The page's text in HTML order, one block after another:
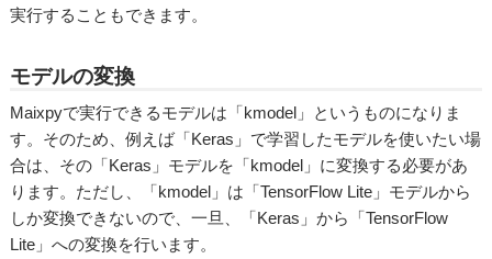
実行することもできます。
モデルの変換
Maixpyで実行できるモデルは「kmodel」というものになりま
す。そのため、例えば「Keras」で学習したモデルを使いたい場
合は、その「Keras」モデルを「kmodel」に変換する必要があ
ります。 ただし、「kmodel」は「TensorFlow Lite」モデルから
しか変換できないので 、一旦、「Keras」から「TensorFlow
Lite」への変換を行います。